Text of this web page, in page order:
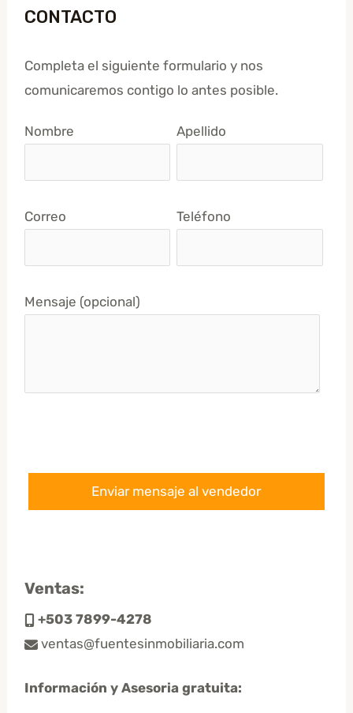
Ventas:
+503 7899-4278
ventas@fuentesinmobiliaria.com
Información y Asesoria gratuita:
CONTACTO
Completa el siguiente formulario y nos
comunicaremos contigo lo antes posible.
Nombre Apellido
Correo Teléfono
Mensaje (opcional)